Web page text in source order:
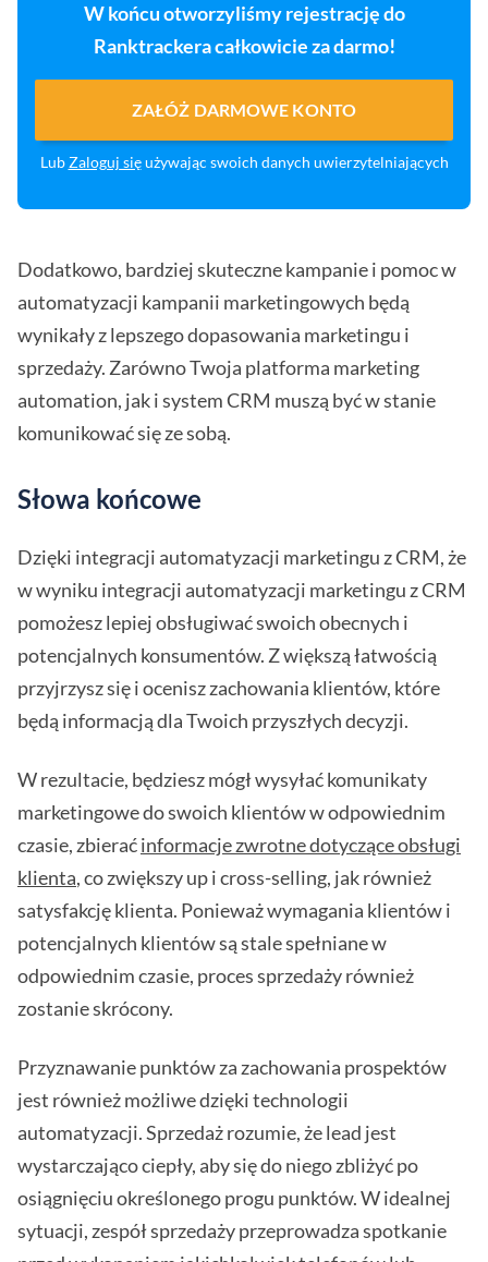
W końcu otworzyliśmy rejestrację do
Ranktrackera całkowicie za darmo!
ZAŁÓŻ DARMOWE KONTO
LubZaloguj sięużywając swoich danych uwierzytelniających
Dodatkowo, bardziej skuteczne kampanie i pomoc w
automatyzacji kampanii marketingowych będą
wynikały z lepszego dopasowania marketingu i
sprzedaży. Zarówno Twoja platforma marketing
automation, jak i system CRM muszą być w stanie
komunikować się ze sobą.
Słowa końcowe
Dzięki integracji automatyzacji marketingu z CRM, że
w wyniku integracji automatyzacji marketingu z CRM
pomożesz lepiej obsługiwać swoich obecnych i
potencjalnych konsumentów. Z większą łatwością
przyjrzysz się i ocenisz zachowania klientów, które
będą informacją dla Twoich przyszłych decyzji.
W rezultacie, będziesz mógł wysyłać komunikaty
marketingowe do swoich klientów w odpowiednim
czasie, zbieraćinformacje zwrotne dotyczące obsługi
klienta, co zwiększy up i cross-selling, jak również
satysfakcję klienta. Ponieważ wymagania klientów i
potencjalnych klientów są stale spełniane w
odpowiednim czasie, proces sprzedaży również
zostanie skrócony.
Przyznawanie punktów za zachowania prospektów
jest również możliwe dzięki technologii
automatyzacji. Sprzedaż rozumie, że lead jest
wystarczająco ciepły, aby się do niego zbliżyć po
osiągnięciu określonego progu punktów. W idealnej
sytuacji, zespół sprzedaży przeprowadza spotkanie